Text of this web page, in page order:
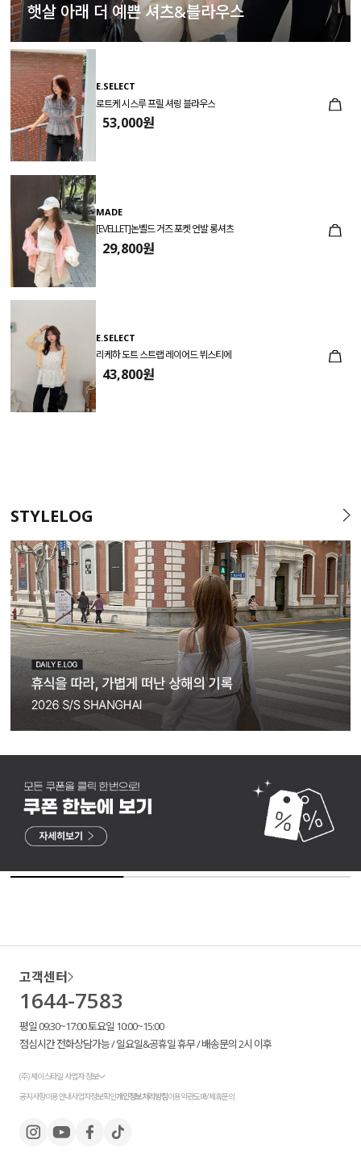
햇살 아래 더 예쁜 셔츠&블라우스
E.SELECT
로트케 시스루 프릴 셔링 블라우스
53,000원
MADE
[EVELLET]논벨드 거즈 포켓 언발 롱셔츠
29,800원
E.SELECT
리케하 도트 스트랩 레이어드 뷔스티에
43,800원
STYLELOG
고객센터
1644-7583
평일 09:30~17:00 토요일 10:00~15:00
점심시간 전화상담가능 / 일요일&공휴일 휴무 / 배송문의 2시 이후
(주) 제이스타일 사업자 정보
공지사항이용안내사업자정보확인개인정보처리방침이용약관도매/제휴문의